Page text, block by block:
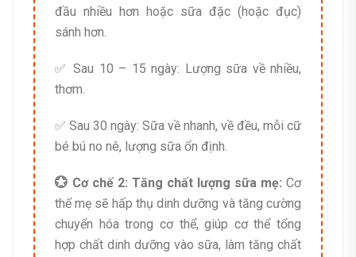
đầu nhiều hơn hoặc sữa đặc (hoặc đục)
sánh hơn.
✅ Sau 10 – 15 ngày: Lượng sữa về nhiều,
thơm.
✅ Sau 30 ngày: Sữa về nhanh, về đều, mỗi cữ
bé bú no nê, lượng sữa ổn định.
💮 Cơ chế 2: Tăng chất lượng sữa mẹ: Cơ
thể mẹ sẽ hấp thụ dinh dưỡng và tăng cường
chuyển hóa trong cơ thể, giúp cơ thể tổng
hợp chất dinh dưỡng vào sữa, làm tăng chất